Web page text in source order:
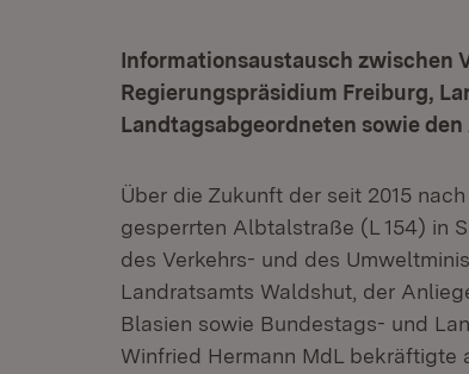
Informationsaustausch zwischen
Regierungspräsidium Freiburg,
Landtagsabgeordneten sowie
Über die Zukunft der seit 2015
gesperrten Albtalstraße (L 154) in
des Verkehrs- und des
Landratsamts Waldshut, der
Blasien sowie Bundestags- und
Winfried Hermann MdL